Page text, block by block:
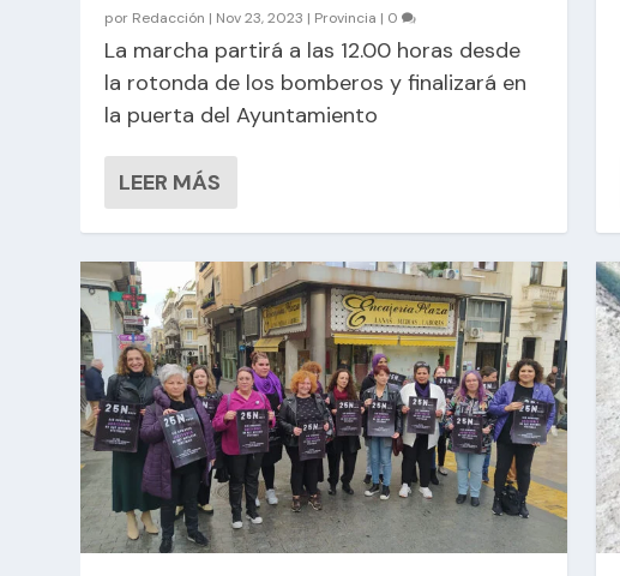
por Redacción | Nov 23, 2023 | Provincia | 0
La marcha partirá a las 12.00 horas desde
la rotonda de los bomberos y finalizará en
la puerta del Ayuntamiento
LEER MÁS